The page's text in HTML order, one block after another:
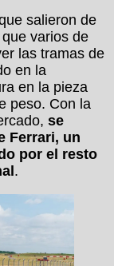
salieron de
varios de
las tramas de
en la
en la pieza
peso. Con la
se
Ferrari, un
por el resto
.